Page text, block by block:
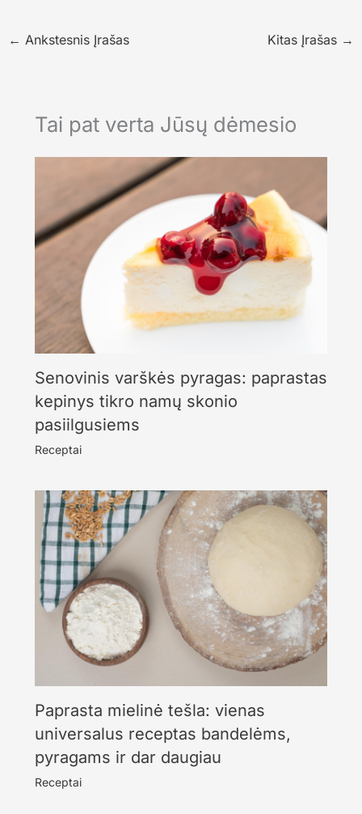
← Ankstesnis Įrašas Kitas Įrašas →
Tai pat verta Jūsų dėmesio
Senovinis varškės pyragas: paprastas
kepinys tikro namų skonio
pasiilgusiems
Receptai
Paprasta mielinė tešla: vienas
universalus receptas bandelėms,
pyragams ir dar daugiau
Receptai